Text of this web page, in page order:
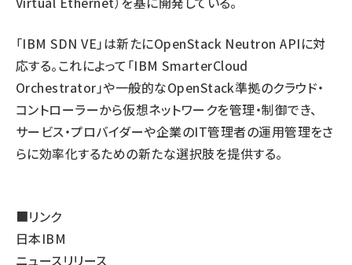
「IBM SDN VE」は新たにOpenStack Neutron APIに対
応する。これによって「IBM SmarterCloud
Orchestrator」や一般的なOpenStack準拠のクラウド・
コントローラーから仮想ネットワークを管理・制御でき、
サービス・プロバイダーや企業のIT管理者の運用管理をさ
らに効率化するための新たな選択肢を提供する。
■リンク
日本IBM
ニュースリリース